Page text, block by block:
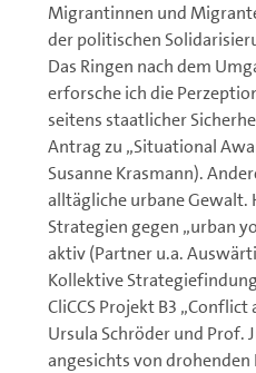
Migrantinnen und
der politischen
Das Ringen nach dem
erforsche ich die
seitens staatlicher
Antrag zu „Situational
Susanne Krasmann).
alltägliche urbane Gewalt.
Strategien gegen „urban
aktiv (Partner u.a.
Kollektive
CliCCS Projekt B3
Ursula Schröder und Prof.
angesichts von